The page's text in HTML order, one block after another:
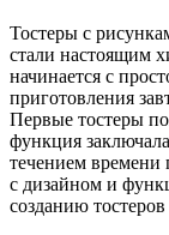
Тостеры с
стали настоящим
начинается с
приготовления
Первые тостеры
функция
течением времени
с дизайном и
созданию